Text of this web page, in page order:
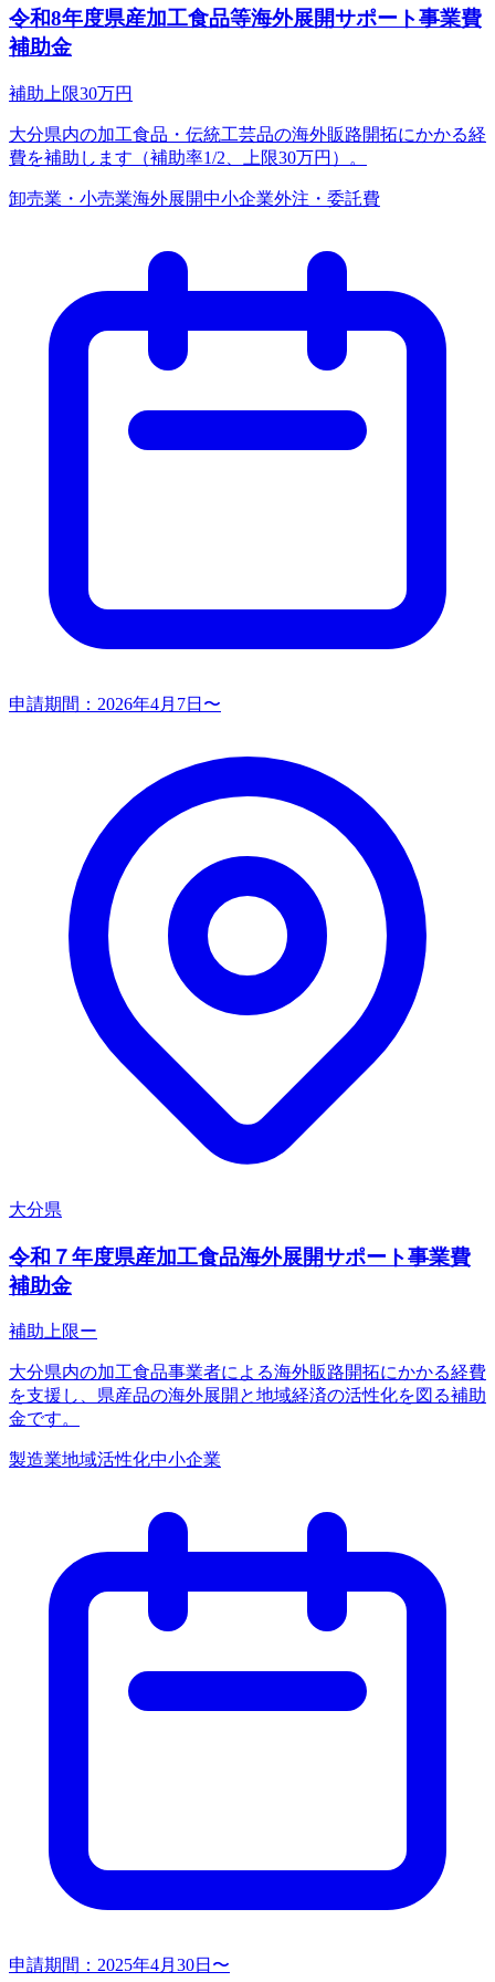
令和8年度県産加工食品等海外展開サポート事業費
補助金
補助上限30万円
大分県内の加工食品・伝統工芸品の海外販路開拓にかかる経
費を補助します（補助率1/2、上限30万円）。
卸売業・小売業海外展開中小企業外注・委託費
申請期間： 2026年4月7日〜
大分県
令和７年度県産加工食品海外展開サポート事業費
補助金
補助上限ー
大分県内の加工食品事業者による海外販路開拓にかかる経費
を支援し、県産品の海外展開と地域経済の活性化を図る補助
金です。
製造業地域活性化中小企業
申請期間： 2025年4月30日〜